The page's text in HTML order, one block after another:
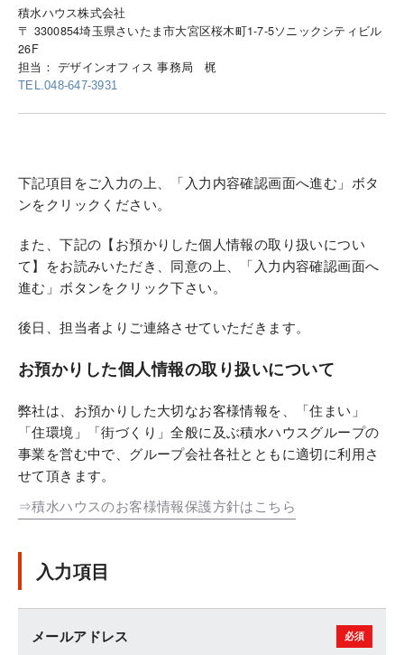
積水ハウス株式会社
〒 3300854埼玉県さいたま市大宮区桜木町1-7-5ソニックシティビル
26F
担当： デザインオフィス 事務局 梶
TEL.048-647-3931
下記項目をご入力の上、「入力内容確認画面へ進む」ボタ
ンをクリックください。
また、下記の【お預かりした個人情報の取り扱いについ
て】をお読みいただき、同意の上、「入力内容確認画面へ
進む」ボタンをクリック下さい。
後日、担当者よりご連絡させていただきます。
お預かりした個人情報の取り扱いについて
弊社は、お預かりした大切なお客様情報を、「住まい」
「住環境」「街づくり」全般に及ぶ積水ハウスグループの
事業を営む中で、グループ会社各社とともに適切に利用さ
せて頂きます。
⇒積水ハウスのお客様情報保護方針はこちら
入力項目
メールアドレス